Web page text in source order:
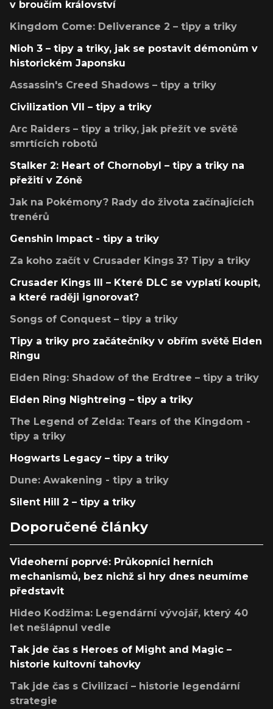
v broučím království
Kingdom Come: Deliverance 2 – tipy a triky
Nioh 3 – tipy a triky, jak se postavit démonům v
historickém Japonsku
Assassin's Creed Shadows – tipy a triky
Civilization VII – tipy a triky
Arc Raiders – tipy a triky, jak přežít ve světě
smrtících robotů
Stalker 2: Heart of Chornobyl – tipy a triky na
přežití v Zóně
Jak na Pokémony? Rady do života začínajících
trenérů
Genshin Impact - tipy a triky
Za koho začít v Crusader Kings 3? Tipy a triky
Crusader Kings III – Které DLC se vyplatí koupit,
a které raději ignorovat?
Songs of Conquest – tipy a triky
Tipy a triky pro začátečníky v obřím světě Elden
Ringu
Elden Ring: Shadow of the Erdtree – tipy a triky
Elden Ring Nightreing – tipy a triky
The Legend of Zelda: Tears of the Kingdom -
tipy a triky
Hogwarts Legacy – tipy a triky
Dune: Awakening - tipy a triky
Silent Hill 2 – tipy a triky
Doporučené články
Videoherní poprvé: Průkopníci herních
mechanismů, bez nichž si hry dnes neumíme
představit
Hideo Kodžima: Legendární vývojář, který 40
let nešlápnul vedle
Tak jde čas s Heroes of Might and Magic –
historie kultovní tahovky
Tak jde čas s Civilizací – historie legendární
strategie